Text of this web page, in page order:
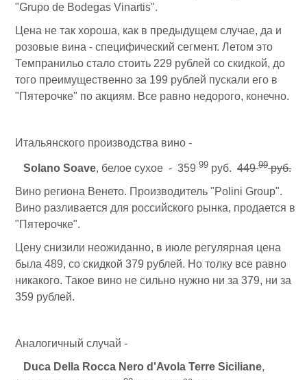
"Grupo de Bodegas Vinartis".
Цена не так хороша, как в предыдущем случае, да и
розовые вина - специфический сегмент. Летом это
Темпранильо стало стоить 229 рублей со скидкой, до
того преимущественно за 199 рублей пускали его в
"Пятерочке" по акциям. Все равно недорого, конечно.
Итальянского производства вино -
Solano Soave, белое сухое - 359 99 руб. 44999руб.
Вино региона Венето. Производитель "Polini Group".
Вино разливается для российского рынка, продается в
"Пятерочке".
Цену снизили неожиданно, в июле регулярная цена
была 489, со скидкой 379 рублей. Но толку все равно
никакого. Такое вино не сильно нужно ни за 379, ни за
359 рублей.
Аналогичный случай -
Duca Della Rocca Nero d'Avola Terre Siciliane,